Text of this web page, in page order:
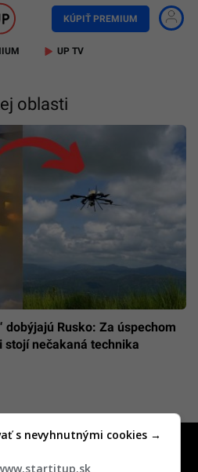
KÚPIŤ PREMIUM
UP TV
oblasti
dobýjajú Rusko: Za úspechom
stojí nečakaná technika
s nevyhnutnými cookies →